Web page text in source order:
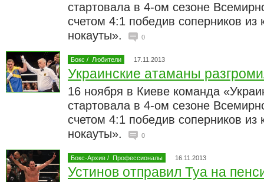
стартовала в 4-ом сезоне
счетом 4:1 победив соперников
нокауты».
0
Бокс / Любители 17.11.2013
Украинские атаманы
16 ноября в Киеве команда
стартовала в 4-ом сезоне
счетом 4:1 победив соперников
нокауты».
0
Бокс-Архив / Профессионалы 16.11.2013
Устинов отправил Туа на